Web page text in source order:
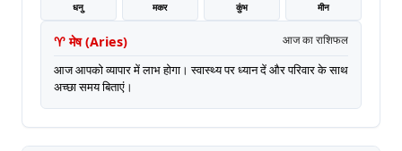
धनु मकर कुंभ मीन
♈ मेष(Aries) आज का राशिफल
आज आपको व्यापार में लाभ होगा। स्वास्थ्य पर ध्यान दें और परिवार के साथ
अच्छा समय बिताएं।